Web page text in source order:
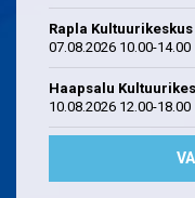
Rapla
07.08.2026 10.00-14.00
Haapsalu
10.08.2026 12.00-18.00